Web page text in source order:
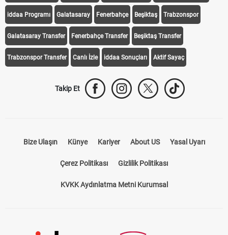
iddaa Programı Galatasaray Fenerbahçe Beşiktaş Trabzonspor
Galatasaray Transfer Fenerbahçe Transfer Beşiktaş Transfer
Trabzonspor Transfer Canlı İzle iddaa Sonuçları Aktif Sayaç
Takip Et
Bize Ulaşın Künye Kariyer About US Yasal Uyarı
Çerez Politikası Gizlilik Politikası
KVKK Aydınlatma Metni Kurumsal